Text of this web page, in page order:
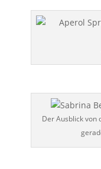
Der Ausblick